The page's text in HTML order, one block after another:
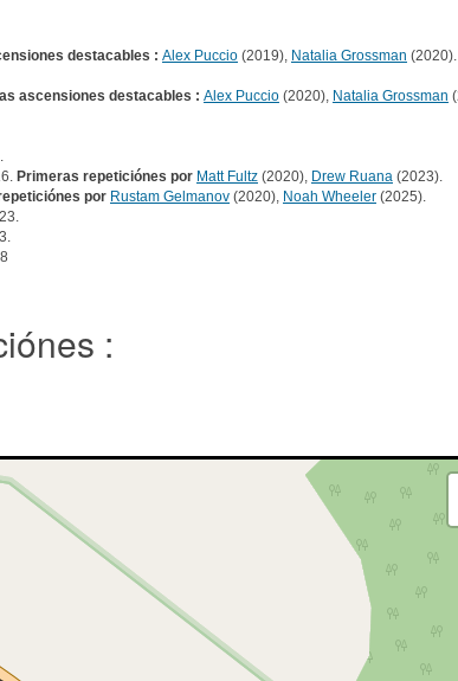
destacables : Alex Puccio (2019), Natalia Grossman (2020).
ascensiones destacables : Alex Puccio (2020), Natalia Grossman
Primeras repeticiónes por Matt Fultz (2020), Drew Ruana (2023).
por Rustam Gelmanov (2020), Noah Wheeler (2025).
: